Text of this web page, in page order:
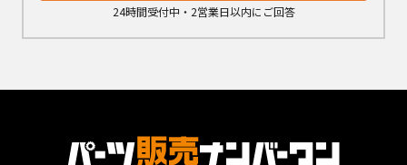
24時間受付中・2営業日以内にご回答